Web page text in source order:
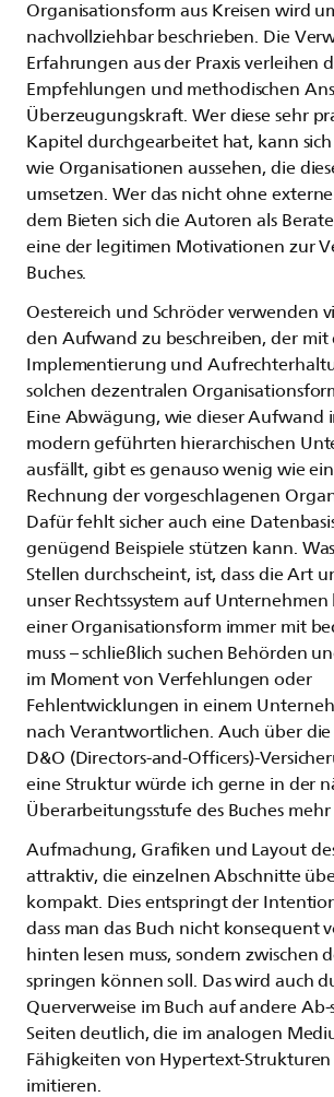
Organisationsform aus Kreisen wird
nachvollziehbar beschrieben. Die
Erfahrungen aus der Praxis verleihen
Empfehlungen und methodischen
Überzeugungskraft. Wer diese sehr
Kapitel durchgearbeitet hat, kann
wie Organisationen aussehen, die
umsetzen. Wer das nicht ohne
dem Bieten sich die Autoren als
eine der legitimen Motivationen zur
Buches.
Oestereich und Schröder verwenden
den Aufwand zu beschreiben, der mit
Implementierung und
solchen dezentralen
Eine Abwägung, wie dieser Aufwand
modern geführten hierarchischen
ausfällt, gibt es genauso wenig wie
Rechnung der vorgeschlagenen
Dafür fehlt sicher auch eine
genügend Beispiele stützen kann.
Stellen durchscheint, ist, dass die Art
unser Rechtssystem auf Unternehmen
einer Organisationsform immer mit
muss – schließlich suchen Behörden
im Moment von Verfehlungen oder
Fehlentwicklungen in einem
nach Verantwortlichen. Auch über
D&O (Directors-and-Officers)-
eine Struktur würde ich gerne in der
Überarbeitungsstufe des Buches mehr
Aufmachung, Grafiken und Layout
attraktiv, die einzelnen Abschnitte
kompakt. Dies entspringt der
dass man das Buch nicht konsequent
hinten lesen muss, sondern zwischen
springen können soll. Das wird auch
Querverweise im Buch auf andere
Seiten deutlich, die im analogen
Fähigkeiten von Hypertext-
imitieren.